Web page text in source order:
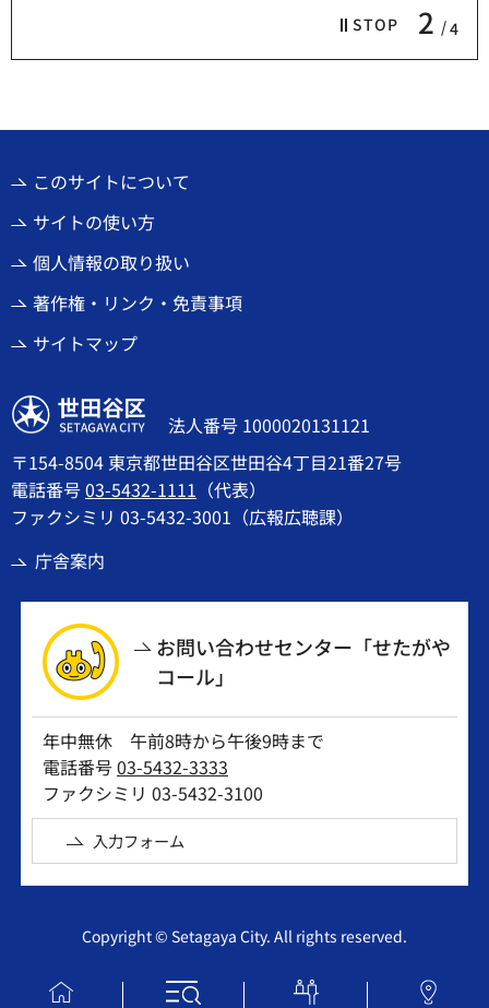
STOP 2 4
このサイトについて
サイトの使い方
個人情報の取り扱い
著作権・リンク・免責事項
サイトマップ
世田谷区
法人番号 1000020131121
〒154-8504 東京都世田谷区世田谷4丁目21番27号
電話番号03-5432-1111 （代表）
ファクシミリ 03-5432-3001（広報広聴課）
庁舎案内
お問い合わせセンター「せたがや
コール」
年中無休 午前8時から午後9時まで
電話番号03-5432-3333
ファクシミリ 03-5432-3100
入力フォーム
Copyright © Setagaya City. All rights reserved.